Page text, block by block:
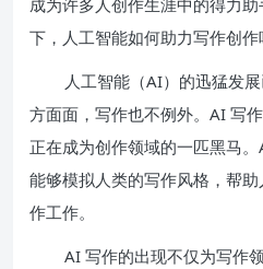
成为许多人创作生涯中的得力
下，人工智能如何助力写作创作
人工智能（AI）的迅猛发
方面面，写作也不例外。AI 写
正在成为创作领域的一匹黑马
能够模拟人类的写作风格，帮
作工作。
AI 写作的出现不仅为写作